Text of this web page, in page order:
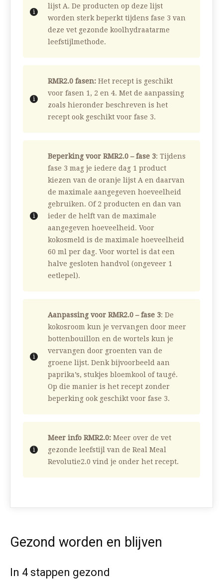
lijst A. De producten op deze lijst
worden sterk beperkt tijdens fase 3 van
deze vet gezonde koolhydraatarme
leefstijlmethode.
RMR2.0 fasen: Het recept is geschikt
voor fasen 1, 2 en 4. Met de aanpassing
zoals hieronder beschreven is het
recept ook geschikt voor fase 3.
Beperking voor RMR2.0 – fase 3: Tijdens
fase 3 mag je iedere dag 1 product
kiezen van de oranje lijst A en daarvan
de maximale aangegeven hoeveelheid
gebruiken. Of 2 producten en dan van
ieder de helft van de maximale
aangegeven hoeveelheid. Voor
kokosmeld is de maximale hoeveelheid
60 ml per dag. Voor wortel is dat een
halve gesloten handvol (ongeveer 1
eetlepel).
Aanpassing voor RMR2.0 – fase 3: De
kokosroom kun je vervangen door meer
bottenbouillon en de wortels kun je
vervangen door groenten van de
groene lijst. Denk bijvoorbeeld aan
paprika’s, stukjes bloemkool of taugé.
Op die manier is het recept zonder
beperking ook geschikt voor fase 3.
Meer info RMR2.0: Meer over de vet
gezonde leefstijl van de Real Meal
Revolutie2.0 vind je onder het recept.
Gezond worden en blijven
In 4 stappen gezond